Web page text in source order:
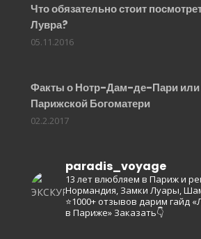
Что обязательно стоит
Лувра?
05.11.2016
Факты о Нотр-Дам-де-Пари или
Парижской Богоматери
02.2.2017
paradis_voyage
13 лет влюбляем в Париж и
Нормандия, Замки Луары,
⭐️1000+ отзывов дарим гайд
в Париже» Заказать👇